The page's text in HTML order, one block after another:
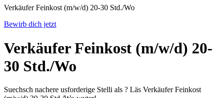
Verkäufer Feinkost (m/w/d) 20-30 Std./Wo
Bewirb dich jetzt
Verkäufer Feinkost (m/w/d) 20-
30 Std./Wo
Suechsch nachere usforderige Stelli als ? Läs Verkäufer Feinkost